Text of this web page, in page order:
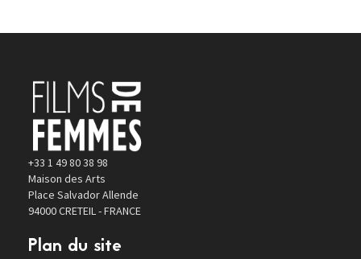
+33 1 49 80 38 98
Maison des Arts
Place Salvador Allende
94000 CRETEIL - FRANCE
Plan du site